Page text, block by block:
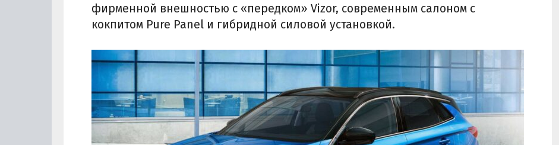
фирменной внешностью с «передком» Vizor, современным салоном с
кокпитом Pure Panel и гибридной силовой установкой.